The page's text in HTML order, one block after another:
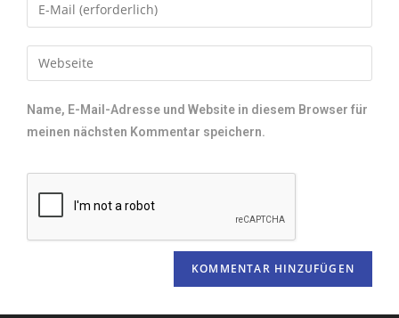
Name, E-Mail-Adresse und Website in diesem Browser für
meinen nächsten Kommentar speichern.